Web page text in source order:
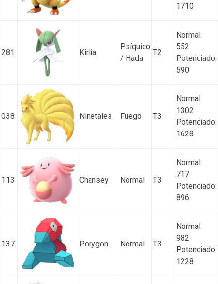
1710
281 Kirlia
Psíquico
/ Hada
T2
Normal:
552
Potenciado:
590
038 Ninetales Fuego T3
Normal:
1302
Potenciado:
1628
113 Chansey Normal T3
Normal:
717
Potenciado:
896
137 Porygon Normal T3
Normal:
982
Potenciado:
1228